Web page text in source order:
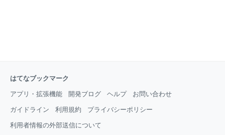
はてなブックマーク
アプリ・拡張機能 開発ブログ ヘルプ お問い合わせ
ガイドライン 利用規約 プライバシーポリシー
利用者情報の外部送信について